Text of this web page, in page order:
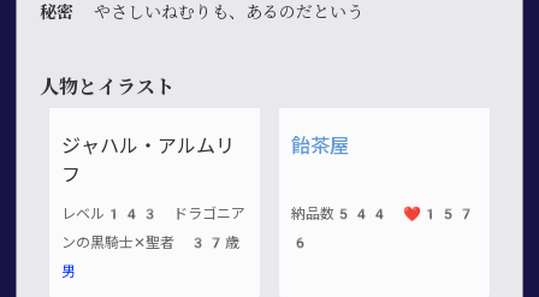
秘密 やさしいねむりも、あるのだという
人物とイラスト
ジャハル・アルムリ
フ
レベル143 ドラゴニア
ンの黒騎士✕聖者 37歳
男
飴茶屋
納品数544 ❤️157
6